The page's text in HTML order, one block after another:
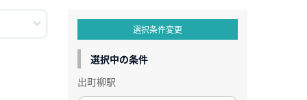
選択条件変更
選択中の条件
出町柳駅